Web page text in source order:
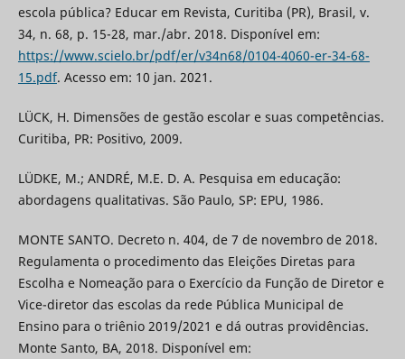
escola pública? Educar em Revista, Curitiba (PR), Brasil, v.
34, n. 68, p. 15-28, mar./abr. 2018. Disponível em:
https://www.scielo.br/pdf/er/v34n68/0104-4060-er-34-68-
15.pdf. Acesso em: 10 jan. 2021.
LÜCK, H. Dimensões de gestão escolar e suas competências.
Curitiba, PR: Positivo, 2009.
LÜDKE, M.; ANDRÉ, M.E. D. A. Pesquisa em educação:
abordagens qualitativas. São Paulo, SP: EPU, 1986.
MONTE SANTO. Decreto n. 404, de 7 de novembro de 2018.
Regulamenta o procedimento das Eleições Diretas para
Escolha e Nomeação para o Exercício da Função de Diretor e
Vice-diretor das escolas da rede Pública Municipal de
Ensino para o triênio 2019/2021 e dá outras providências.
Monte Santo, BA, 2018. Disponível em: